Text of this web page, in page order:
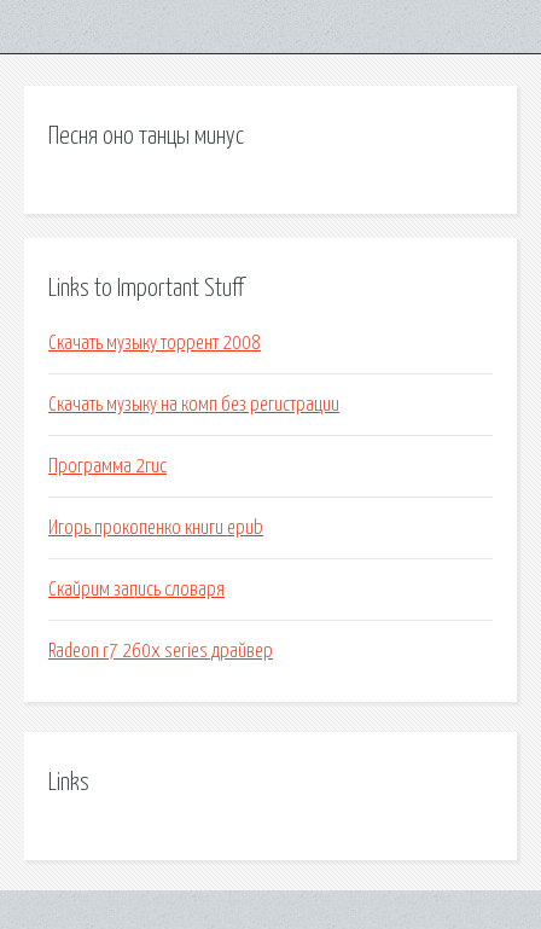
Песня оно танцы минус
Links to Important Stuff
Скачать музыку торрент 2008
Скачать музыку на комп без регистрации
Программа 2гис
Игорь прокопенко книги epub
Скайрим запись словаря
Radeon r7 260x series драйвер
Links